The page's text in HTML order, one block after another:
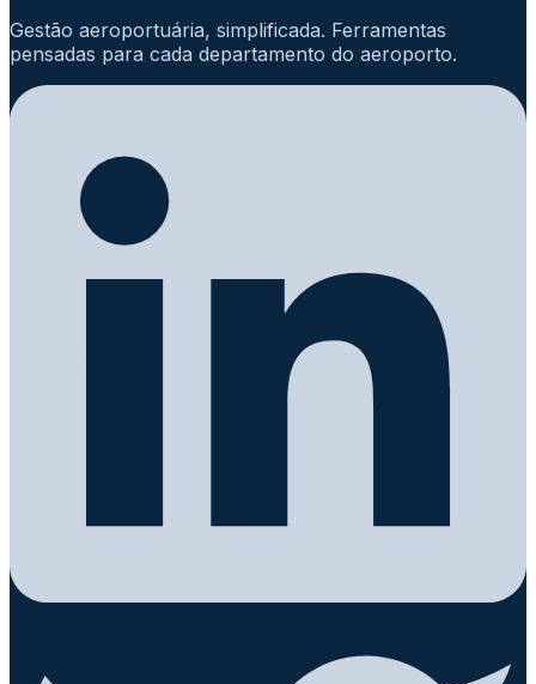
Gestão aeroportuária, simplificada. Ferramentas
pensadas para cada departamento do aeroporto.